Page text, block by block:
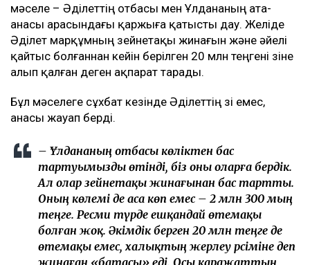
мәселе – Әділеттің отбасы мен Ұлдананың ата-
анасы арасындағы қаржыға қатысты дау. Желіде
Әділет марқұмның зейнетақы жинағын және әйелі
қайтыс болғаннан кейін берілген 20 млн теңгені өзіне
алып қалған деген ақпарат тарады.
Бұл мәселеге сұхбат кезінде Әділеттің өзі емес,
анасы жауап берді.
– Ұлдананың отбасы көліктен бас
тартуымызды өтінді, біз оны оларға бердік.
Ал олар зейнетақы жинағынан бас тартты.
Оның көлемі де аса көп емес – 2 млн 300 мың
теңге. Ресми түрде ешқандай өтемақы
болған жоқ. Әкімдік берген 20 млн теңге де
өтемақы емес, халықтың жерлеу рәсіміне деп
жинаған «батасы» еді. Осы қаражаттың